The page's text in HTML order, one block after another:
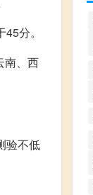
分。
南、西
验不低